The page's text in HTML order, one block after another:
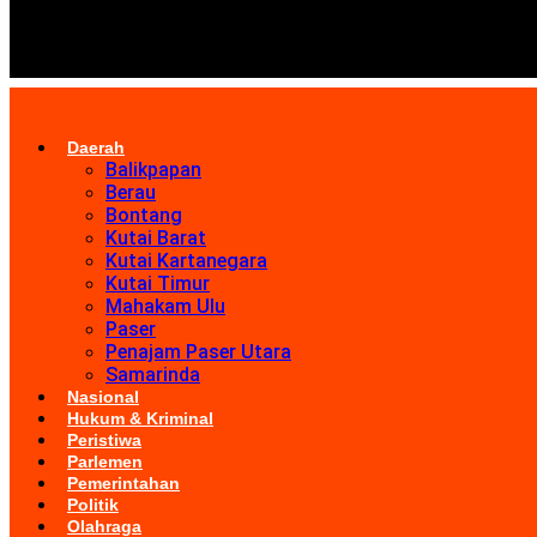
Daerah
Balikpapan
Berau
Bontang
Kutai Barat
Kutai Kartanegara
Kutai Timur
Mahakam Ulu
Paser
Penajam Paser Utara
Samarinda
Nasional
Hukum & Kriminal
Peristiwa
Parlemen
Pemerintahan
Politik
Olahraga